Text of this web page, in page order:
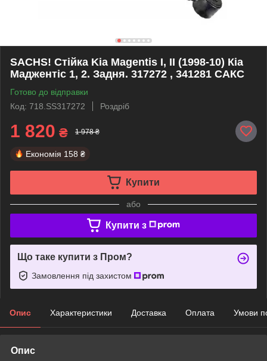
SACHS! Стійка Kia Magentis I, II (1998-10) Кіа
Маджентіс 1, 2. Задня. 317272 , 341281 САКС
Готово до відправки
Код: 718.SS317272
Роздріб
1 820 ₴ 1 978 ₴
Економія 158 ₴
Купити
або
Купити з
Що таке купити з Пром?
Замовлення під захистом
Опис Характеристики Доставка Оплата Умови
Опис